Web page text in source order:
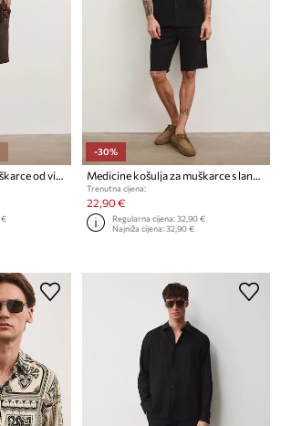
€
-30%
Trenutna cijena:
22,90 €
Regularna cijena:32,90 €
Najniža cijena:32,90 €